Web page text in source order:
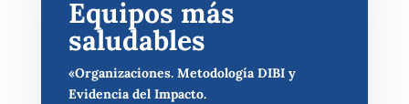
Equipos más
saludables
«Organizaciones. Metodología DIBI y
Evidencia del Impacto.